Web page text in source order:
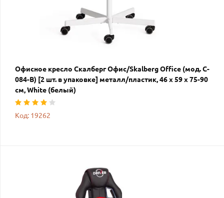
Офисное кресло Скалберг Офис/Skalberg Office (мод. C-
084-B) [2 шт. в упаковке] металл/пластик, 46 х 59 х 75-90
см, White (белый)
Код: 19262